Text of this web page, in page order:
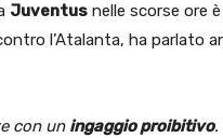
Juventus nelle scorse ore
l’Atalanta, ha parlato
con un ingaggio proibitivo.